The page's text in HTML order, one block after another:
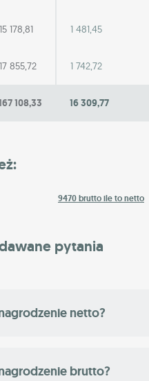
15 178,81 1 481,45
17 855,72 1 742,72
108,33 16 309,77
9470 brutto ile to netto
pytania
netto?
brutto?